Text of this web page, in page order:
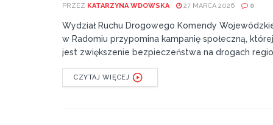
PRZEZ KATARZYNA WDOWSKA 27 MARCA 2026 0
Wydział Ruchu Drogowego Komendy
w Radomiu przypomina kampanię społeczną,
jest zwiększenie bezpieczeństwa na drogach
CZYTAJ WIĘCEJ